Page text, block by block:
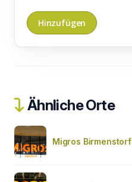
Ähnliche Orte
Migros Birmenstorf